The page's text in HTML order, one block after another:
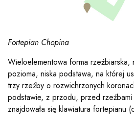
Fortepian Chopina
Wieloelementowa forma rzeźbiarska,
pozioma, niska podstawa, na której
trzy rzeźby o rozwichrzonych
podstawie, z przodu, przed
znajdowała się klawiatura fortepianu